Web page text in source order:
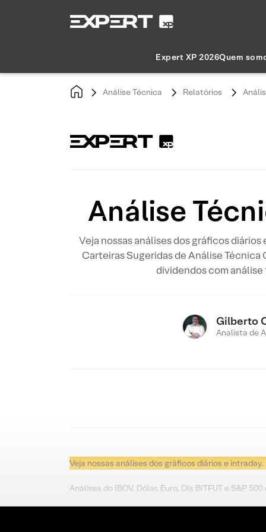
Expert XP 2026Quem
Análise Técnica Relatórios
Análise
Veja nossas análises dos gráficos
Carteiras Sugeridas de Análise
dividendos com análise
Gilberto
Analista de
Veja nossas análises dos gráficos diários e intraday.
Análises do IBOV, Dólar, Euro, DIs BITFUT e S&P